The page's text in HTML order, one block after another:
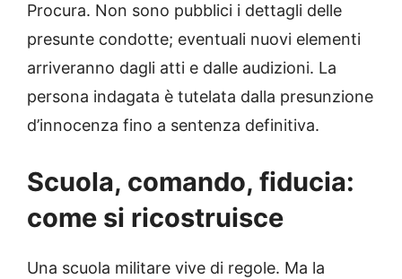
Procura. Non sono pubblici i dettagli delle
presunte condotte; eventuali nuovi elementi
arriveranno dagli atti e dalle audizioni. La
persona indagata è tutelata dalla presunzione
d’innocenza fino a sentenza definitiva.
Scuola, comando, fiducia:
come si ricostruisce
Una scuola militare vive di regole. Ma la